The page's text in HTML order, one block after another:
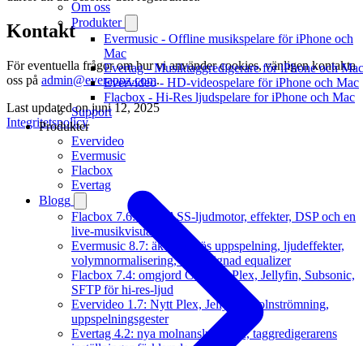
Om oss
Produkter
Evermusic - Offline musikspelare för iPhone och
Mac
Evertag - Musiktaggredigerare för iPhone och Mac
Evervideo - HD-videospelare för iPhone och Mac
Flacbox - Hi-Res ljudspelare for iPhone och Mac
Support
Produkter
Evervideo
Evermusic
Flacbox
Evertag
Blogg
Flacbox 7.6: Ny BASS-ljudmotor, effekter, DSP och en
live-musikvisualiserare
Evermusic 8.7: äkta sömlös uppspelning, ljudeffekter,
volymnormalisering, omdesignad equalizer
Flacbox 7.4: omgjord CarPlay, Plex, Jellyfin, Subsonic,
SFTP för hi-res-ljud
Evervideo 1.7: Nytt Plex, Jellyfin, molnströmning,
uppspelningsgester
Evertag 4.2: nya molnanslutningar, taggredigerarens
Kontakt
För eventuella frågor om hur vi använder cookies, vänligen kontakta
oss på admin@everappz.com.
Last updated onjuni 12, 2025
Integritetspolicy